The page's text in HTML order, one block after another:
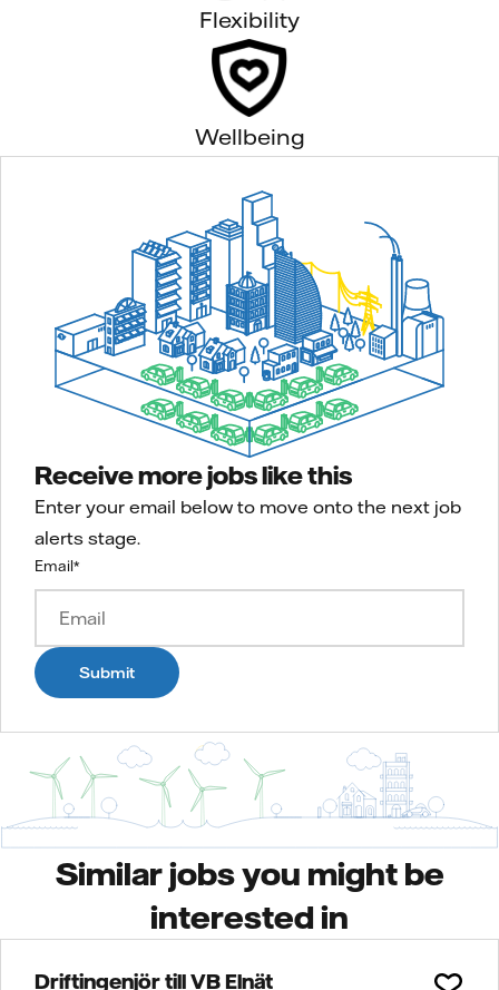
Flexibility
Wellbeing
Receive more jobs like this
Enter your email below to move onto the next job
alerts stage.
Email*
Submit
Similar jobs you might be
interested in
Driftingenjör till VB Elnät